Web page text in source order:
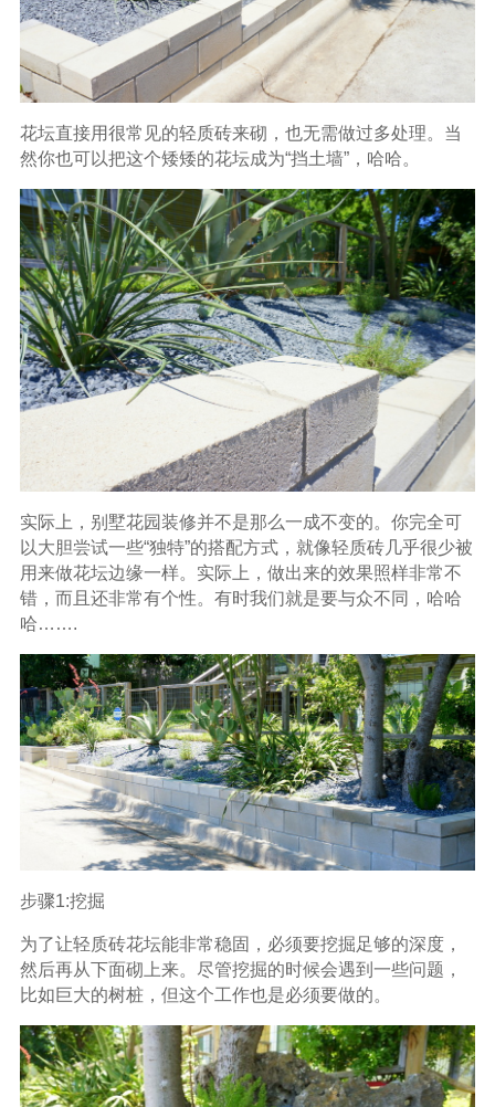
花坛直接用很常见的轻质砖来砌，也无需做过多处理。当
然你也可以把这个矮矮的花坛成为“挡土墙”，哈哈。
实际上，别墅花园装修并不是那么一成不变的。你完全可
以大胆尝试一些“独特”的搭配方式，就像轻质砖几乎很少被
用来做花坛边缘一样。实际上，做出来的效果照样非常不
错，而且还非常有个性。有时我们就是要与众不同，哈哈
哈…….
步骤1:挖掘
为了让轻质砖花坛能非常稳固，必须要挖掘足够的深度，
然后再从下面砌上来。尽管挖掘的时候会遇到一些问题，
比如巨大的树桩，但这个工作也是必须要做的。